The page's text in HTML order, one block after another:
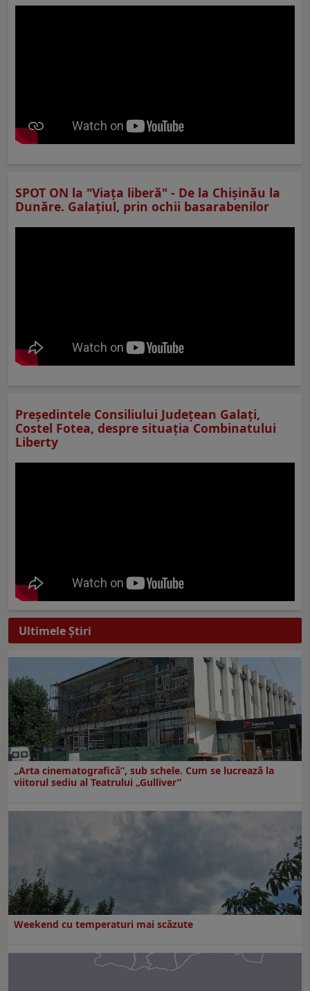
SPOT ON la "Viaţa liberă" - De la Chișinău la
Dunăre. Galațiul, prin ochii basarabenilor
Preşedintele Consiliului Judeţean Galaţi,
Costel Fotea, despre situaţia Combinatului
Liberty
Ultimele Ştiri
„Arta cinematografică”, sub schele. Cum se lucrează la
viitorul sediu al Teatrului „Gulliver”
Weekend cu temperaturi mai scăzute